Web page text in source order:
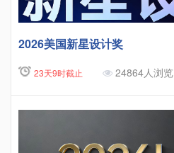
2026美国新星设计奖
23天9时截止 24864人浏览